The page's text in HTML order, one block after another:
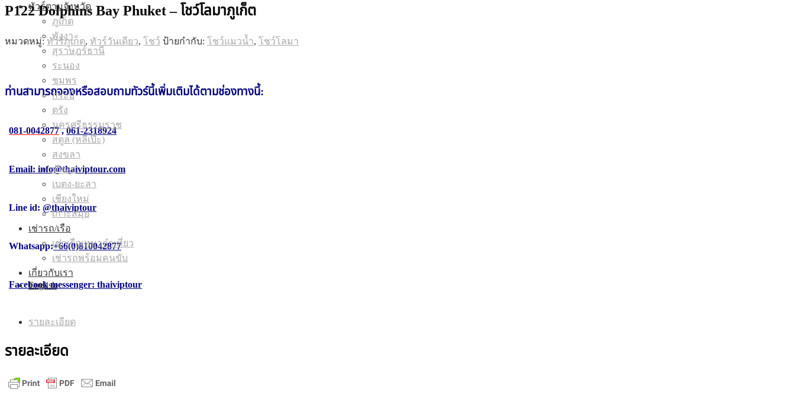
ทัวร์ตามจังหวัด
ภูเก็ต
พังงา
สุราษฎร์ธานี
ระนอง
ชุมพร
กระบี่
ตรัง
นครศรีธรรมราช
สตูล (หลีเป๊ะ)
สงขลา
พัทลุง
เบตง-ยะลา
เชียงใหม่
เกาะสมุย
เช่ารถ/เรือ
เช่าเรือเหมาลำเที่ยว
เช่ารถพร้อมคนขับ
เกี่ยวกับเรา
English
P122 Dolphins Bay Phuket – โชว์โลมาภูเก็ต
หมวดหมู่:ทัวร์ภูเก็ต, ทัวร์วันเดียว, โชว์ ป้ายกำกับ: โชว์แมวน้ำ, โชว์โลมา
ท่านสามารถจองหรือสอบถามทัวร์นี้เพิ่มเติมได้ตามช่องทางนี้:
081-0042877,061-2318924
Email: info@thaiviptour.com
Line id: @thaiviptour
Whatsapp:+66(0)810042877
Facebook messenger: thaiviptour
รายละเอียด
รายละเอียด